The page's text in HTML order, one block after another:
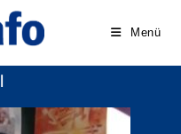
Menü